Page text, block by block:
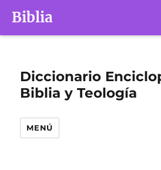
Biblia
Diccionario
Biblia y Teología
MENÚ